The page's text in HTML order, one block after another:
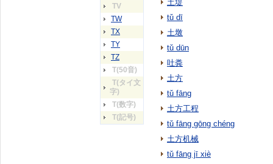
TV
TW
TX
TY
TZ
T(50音)
T(タイ文
字)
T(数字)
T(記号)
土堤
tǔ dī
土墩
tǔ dūn
吐粪
土方
tǔ fāng
土方工程
tǔ fāng gōng chéng
土方机械
tǔ fāng jī xiè